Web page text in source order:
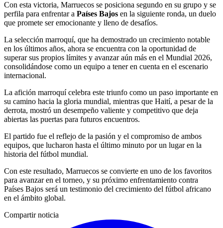
Con esta victoria, Marruecos se posiciona segundo en su grupo y se
perfila para enfrentar a Países Bajos en la siguiente ronda, un duelo
que promete ser emocionante y lleno de desafíos.
La selección marroquí, que ha demostrado un crecimiento notable
en los últimos años, ahora se encuentra con la oportunidad de
superar sus propios límites y avanzar aún más en el Mundial 2026,
consolidándose como un equipo a tener en cuenta en el escenario
internacional.
La afición marroquí celebra este triunfo como un paso importante en
su camino hacia la gloria mundial, mientras que Haití, a pesar de la
derrota, mostró un desempeño valiente y competitivo que deja
abiertas las puertas para futuros encuentros.
El partido fue el reflejo de la pasión y el compromiso de ambos
equipos, que lucharon hasta el último minuto por un lugar en la
historia del fútbol mundial.
Con este resultado, Marruecos se convierte en uno de los favoritos
para avanzar en el torneo, y su próximo enfrentamiento contra
Países Bajos será un testimonio del crecimiento del fútbol africano
en el ámbito global.
Compartir noticia